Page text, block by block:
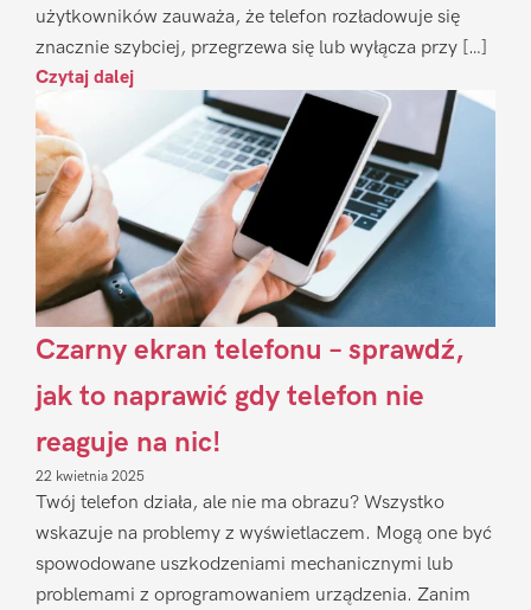
użytkowników zauważa, że telefon rozładowuje się
znacznie szybciej, przegrzewa się lub wyłącza przy […]
Czytaj dalej
Czarny ekran telefonu – sprawdź,
jak to naprawić gdy telefon nie
reaguje na nic!
22 kwietnia 2025
Twój telefon działa, ale nie ma obrazu? Wszystko
wskazuje na problemy z wyświetlaczem. Mogą one być
spowodowane uszkodzeniami mechanicznymi lub
problemami z oprogramowaniem urządzenia. Zanim